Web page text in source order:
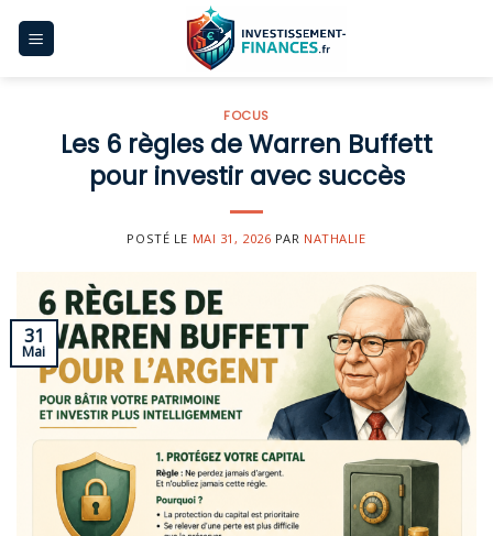
FOCUS
Les 6 règles de Warren Buffett
pour investir avec succès
POSTÉ LE MAI 31, 2026 PAR NATHALIE
31
Mai